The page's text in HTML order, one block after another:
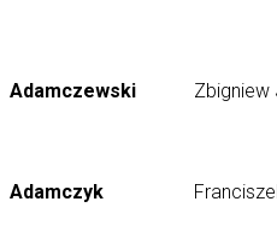
Adamczewski Zbigniew
Adamczyk